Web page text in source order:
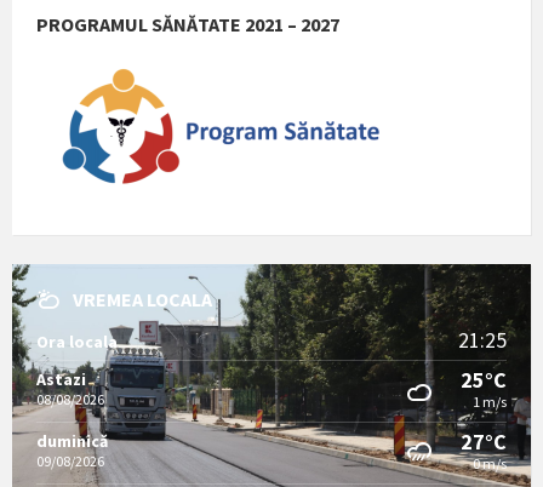
PROGRAMUL SĂNĂTATE 2021 – 2027
VREMEA LOCALA
Ora locala 21:25
Astazi
08/08/2026
25°C
1 m/s
duminică
09/08/2026
27°C
0 m/s